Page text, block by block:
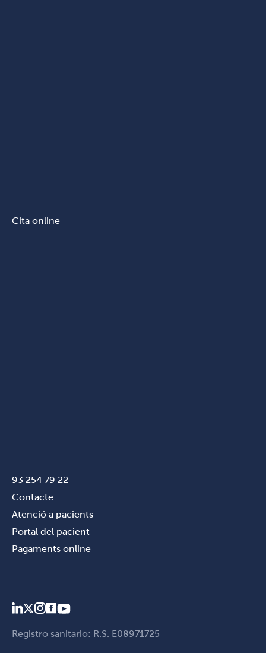
Cita online
93 254 79 22
Contacte
Atenció a pacients
Portal del pacient
Pagaments online
Registro sanitario: R.S. E08971725